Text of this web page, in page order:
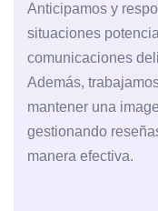
Anticipamos y
situaciones
comunicaciones
Además,
mantener una
gestionando
manera efectiva.